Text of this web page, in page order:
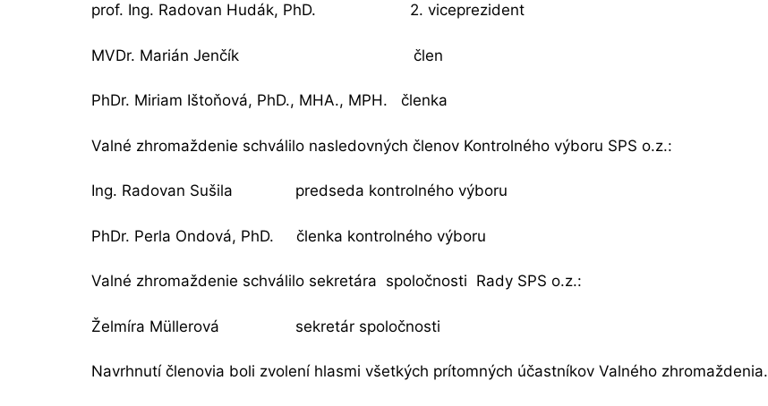
prof. Ing. Radovan Hudák, PhD. 2. viceprezident
MVDr. Marián Jenčík člen
PhDr. Miriam Ištoňová, PhD., MHA., MPH. členka
Valné zhromaždenie schválilo nasledovných členov Kontrolného výboru SPS o.z.:
Ing. Radovan Sušila predseda kontrolného výboru
PhDr. Perla Ondová, PhD. členka kontrolného výboru
Valné zhromaždenie schválilo sekretára spoločnosti Rady SPS o.z.:
Želmíra Müllerová sekretár spoločnosti
Navrhnutí členovia boli zvolení hlasmi všetkých prítomných účastníkov Valného zhromaždenia.